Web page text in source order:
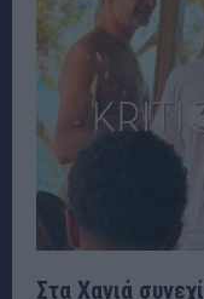
Στα Χανιά